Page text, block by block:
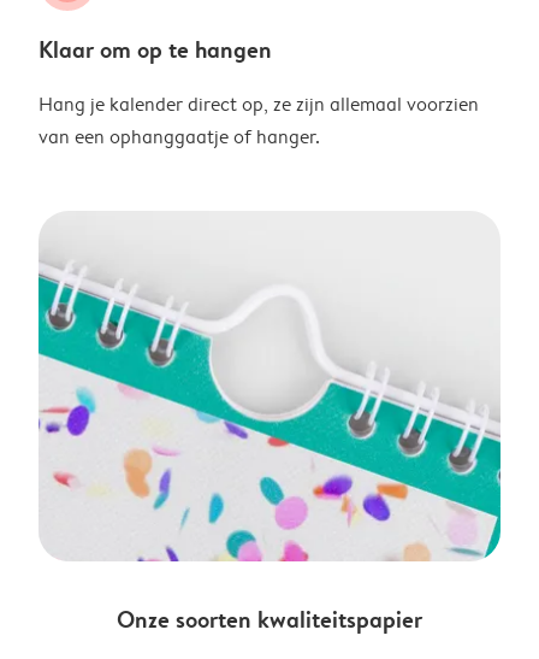
Klaar om op te hangen
Hang je kalender direct op, ze zijn allemaal voorzien
van een ophanggaatje of hanger.
Onze soorten kwaliteitspapier